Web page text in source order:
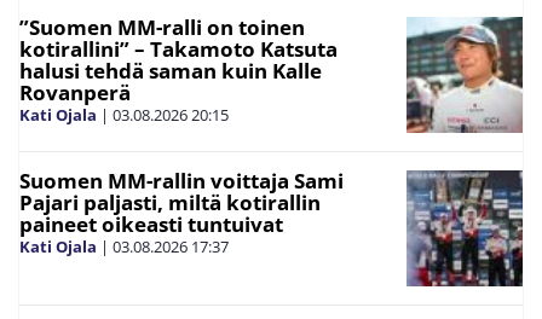
”Suomen MM-ralli on toinen
kotirallini” – Takamoto Katsuta
halusi tehdä saman kuin Kalle
Rovanperä
Kati Ojala | 03.08.202620:15
Suomen MM-rallin voittaja Sami
Pajari paljasti, miltä kotirallin
paineet oikeasti tuntuivat
Kati Ojala | 03.08.2026 17:37